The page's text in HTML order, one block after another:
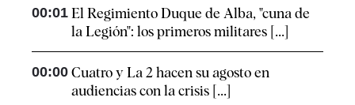
00:01 El Regimiento Duque de Alba, "cuna de
la Legión": los primeros militares [...]
00:00 Cuatro y La 2 hacen su agosto en
audiencias con la crisis [...]